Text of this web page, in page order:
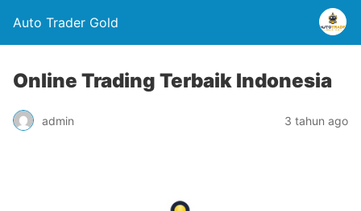
Auto Trader Gold
Online Trading Terbaik Indonesia
admin 3 tahun ago